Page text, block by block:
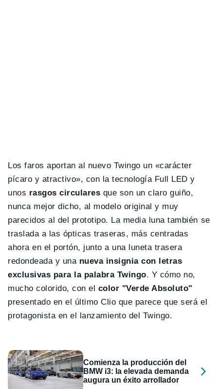
Los faros aportan al nuevo Twingo un «carácter
pícaro y atractivo», con la tecnología Full LED y
unos rasgos circulares que son un claro guiño,
nunca mejor dicho, al modelo original y muy
parecidos al del prototipo. La media luna también se
traslada a las ópticas traseras, más centradas
ahora en el portón, junto a una luneta trasera
redondeada y una nueva insignia con letras
exclusivas para la palabra Twingo. Y cómo no,
mucho colorido, con el color "Verde Absoluto"
presentado en el último Clio que parece que será el
protagonista en el lanzamiento del Twingo.
Comienza la producción del
BMW i3: la elevada demanda
augura un éxito arrollador